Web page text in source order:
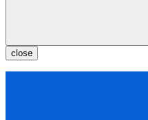
close